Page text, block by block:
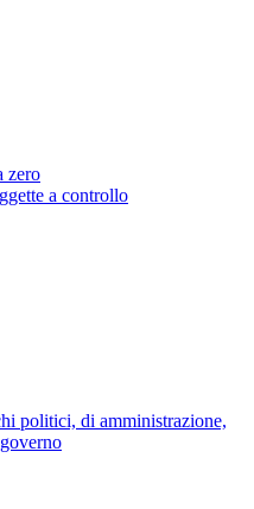
zero
a controllo
politici, di amministrazione,